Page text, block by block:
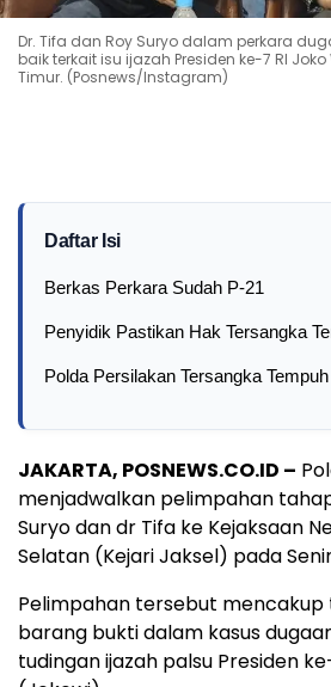
Dr. Tifa dan Roy Suryo dalam perkara
baik terkait isu ijazah Presiden ke-7 RI
Timur. (Posnews/Instagram)
Daftar Isi
Berkas Perkara Sudah P-21
Penyidik Pastikan Hak Tersangka
Polda Persilakan Tersangka
JAKARTA, POSNEWS.CO.ID –
menjadwalkan pelimpahan
Suryo dan dr Tifa ke Kejaksaan
Selatan (Kejari Jaksel) pada
Pelimpahan tersebut mencakup
barang bukti dalam kasus
tudingan ijazah palsu Presiden